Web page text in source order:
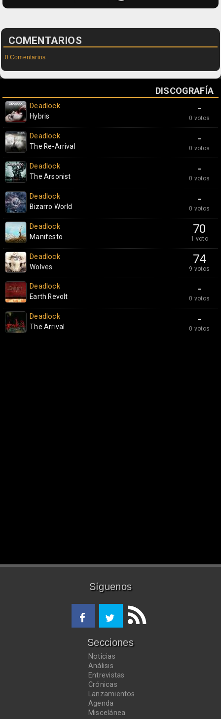
COMENTARIOS
0 Comentarios
DISCOGRAFÍA
-
0 votos
Deadlock
Hybris
-
0 votos
Deadlock
The Re-Arrival
-
0 votos
Deadlock
The Arsonist
-
0 votos
Deadlock
Bizarro World
70
1 voto
Deadlock
Manifesto
74
9 votos
Deadlock
Wolves
-
0 votos
Deadlock
Earth.Revolt
-
0 votos
Deadlock
The Arrival
Síguenos
Secciones
Noticias
Análisis
Entrevistas
Crónicas
Lanzamientos
Agenda
Miscelánea